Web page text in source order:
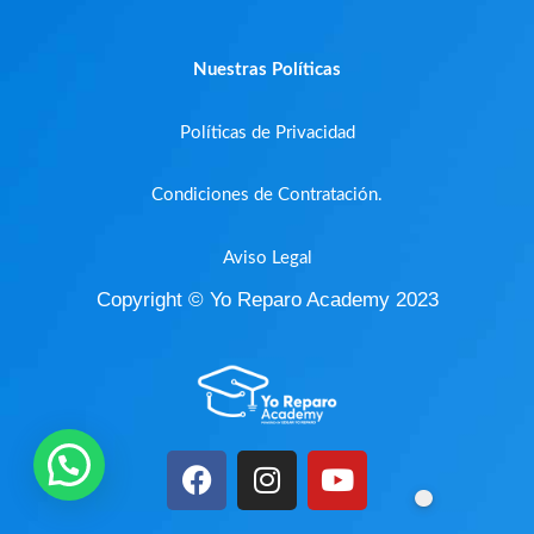
Nuestras Políticas
Políticas de Privacidad
Condiciones de Contratación.
Aviso Legal
Copyright © Yo Reparo Academy 2023
F
a
I
n
Y
o